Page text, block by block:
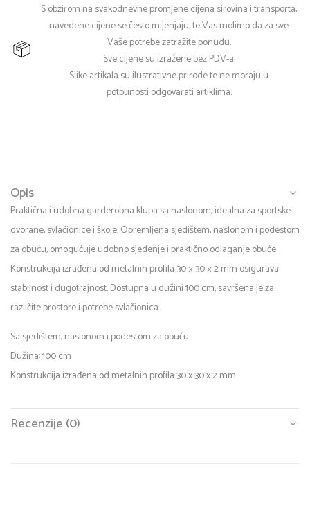
S obzirom na svakodnevne promjene cijena sirovina i transporta,
navedene cijene se često mijenjaju, te Vas molimo da za sve
Vaše potrebe zatražite ponudu.
Sve cijene su izražene bez PDV-a.
Slike artikala su ilustrativne prirode te ne moraju u
potpunosti odgovarati artiklima.
Opis
Praktična i udobna garderobna klupa sa naslonom, idealna za sportske
dvorane, svlačionice i škole. Opremljena sjedištem, naslonom i podestom
za obuću, omogućuje udobno sjedenje i praktično odlaganje obuće.
Konstrukcija izrađena od metalnih profila 30 × 30 × 2 mm osigurava
stabilnost i dugotrajnost. Dostupna u dužini 100 cm, savršena je za
različite prostore i potrebe svlačionica.
Sa sjedištem, naslonom i podestom za obuću
Dužina: 100 cm
Konstrukcija izrađena od metalnih profila 30 x 30 x 2 mm
Recenzije (0)